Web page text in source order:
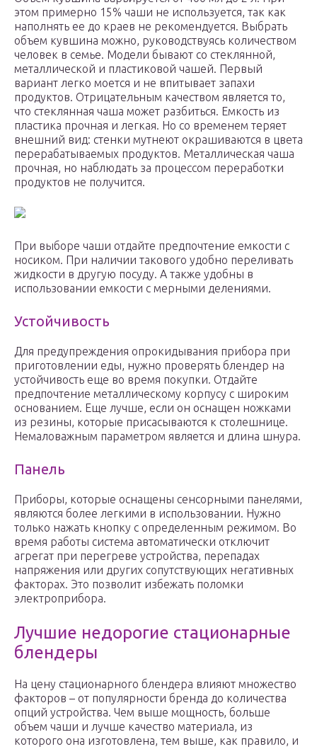
этом примерно 15% чаши не используется, так как
наполнять ее до краев не рекомендуется. Выбрать
объем кувшина можно, руководствуясь количеством
человек в семье. Модели бывают со стеклянной,
металлической и пластиковой чашей. Первый
вариант легко моется и не впитывает запахи
продуктов. Отрицательным качеством является то,
что стеклянная чаша может разбиться. Емкость из
пластика прочная и легкая. Но со временем теряет
внешний вид: стенки мутнеют окрашиваются в цвета
перерабатываемых продуктов. Металлическая чаша
прочная, но наблюдать за процессом переработки
продуктов не получится.
При выборе чаши отдайте предпочтение емкости с
носиком. При наличии такового удобно переливать
жидкости в другую посуду. А также удобны в
использовании емкости с мерными делениями.
Устойчивость
Для предупреждения опрокидывания прибора при
приготовлении еды, нужно проверять блендер на
устойчивость еще во время покупки. Отдайте
предпочтение металлическому корпусу с широким
основанием. Еще лучше, если он оснащен ножками
из резины, которые присасываются к столешнице.
Немаловажным параметром является и длина шнура.
Панель
Приборы, которые оснащены сенсорными панелями,
являются более легкими в использовании. Нужно
только нажать кнопку с определенным режимом. Во
время работы система автоматически отключит
агрегат при перегреве устройства, перепадах
напряжения или других сопутствующих негативных
факторах. Это позволит избежать поломки
электроприбора.
Лучшие недорогие стационарные
блендеры
На цену стационарного блендера влияют множество
факторов – от популярности бренда до количества
опций устройства. Чем выше мощность, больше
объем чаши и лучше качество материала, из
которого она изготовлена, тем выше, как правило, и